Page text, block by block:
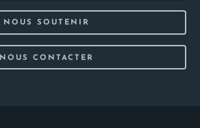
NOUS SOUTENIR
NOUS CONTACTER